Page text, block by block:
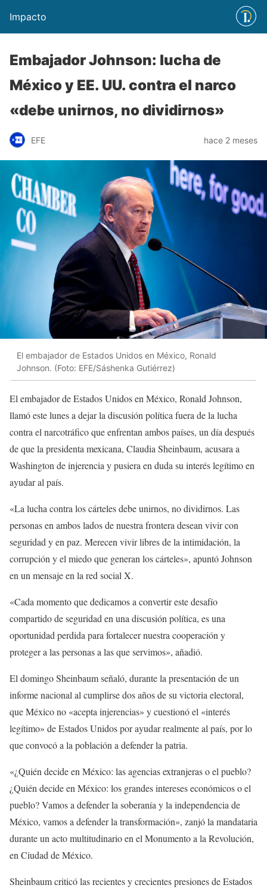
Impacto
Embajador Johnson: lucha de
México y EE. UU. contra el narco
«debe unirnos, no dividirnos»
EFE hace 2 meses
El embajador de Estados Unidos en México, Ronald
Johnson. (Foto: EFE/Sáshenka Gutiérrez)
El embajador de Estados Unidos en México, Ronald Johnson,
llamó este lunes a dejar la discusión política fuera de la lucha
contra el narcotráfico que enfrentan ambos países, un día después
de que la presidenta mexicana, Claudia Sheinbaum, acusara a
Washington de injerencia y pusiera en duda su interés legítimo en
ayudar al país.
«La lucha contra los cárteles debe unirnos, no dividirnos. Las
personas en ambos lados de nuestra frontera desean vivir con
seguridad y en paz. Merecen vivir libres de la intimidación, la
corrupción y el miedo que generan los cárteles», apuntó Johnson
en un mensaje en la red social X.
«Cada momento que dedicamos a convertir este desafío
compartido de seguridad en una discusión política, es una
oportunidad perdida para fortalecer nuestra cooperación y
proteger a las personas a las que servimos», añadió.
El domingo Sheinbaum señaló, durante la presentación de un
informe nacional al cumplirse dos años de su victoria electoral,
que México no «acepta injerencias» y cuestionó el «interés
legítimo» de Estados Unidos por ayudar realmente al país, por lo
que convocó a la población a defender la patria.
«¿Quién decide en México: las agencias extranjeras o el pueblo?
¿Quién decide en México: los grandes intereses económicos o el
pueblo? Vamos a defender la soberanía y la independencia de
México, vamos a defender la transformación», zanjó la mandataria
durante un acto multitudinario en el Monumento a la Revolución,
en Ciudad de México.
Sheinbaum criticó las recientes y crecientes presiones de Estados